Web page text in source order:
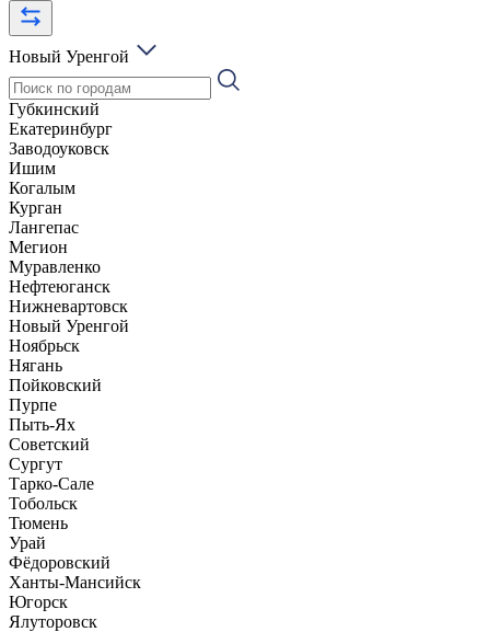
Новый Уренгой
Губкинский
Екатеринбург
Заводоуковск
Ишим
Когалым
Курган
Лангепас
Мегион
Муравленко
Нефтеюганск
Нижневартовск
Новый Уренгой
Ноябрьск
Нягань
Пойковский
Пурпе
Пыть-Ях
Советский
Сургут
Тарко-Сале
Тобольск
Тюмень
Урай
Фёдоровский
Ханты-Мансийск
Югорск
Ялуторовск